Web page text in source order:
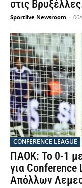
στις
Sportlive Newsroom -
CONFERENCE LEAGUE
ΠΑΟΚ: Το 0-1
για
Απόλλων